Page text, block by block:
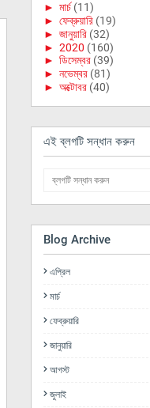
► মার্চ (11)
► ফেব্রুয়ারি (19)
► জানুয়ারি (32)
► 2020 (160)
► ডিসেম্বর (39)
► নভেম্বর (81)
► অক্টোবর (40)
এই ব্লগটি সন্ধান করুন
Blog Archive
এপ্রিল
মার্চ
ফেব্রুয়ারি
জানুয়ারি
আগস্ট
জুলাই